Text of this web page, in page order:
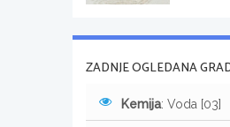
ZADNJE OGLEDANA
Kemija: Voda [03]